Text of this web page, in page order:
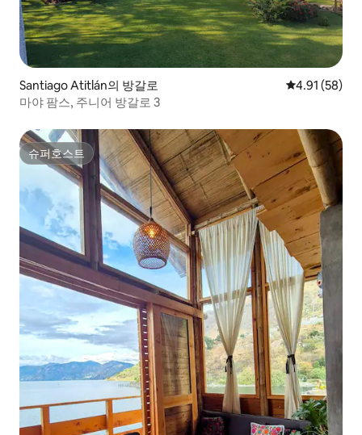
Santiago Atitlán의 방갈로 평점 4.91점
4.91 (58)
마야 팜스, 주니어 방갈로 3
슈퍼호스트
슈퍼호스트